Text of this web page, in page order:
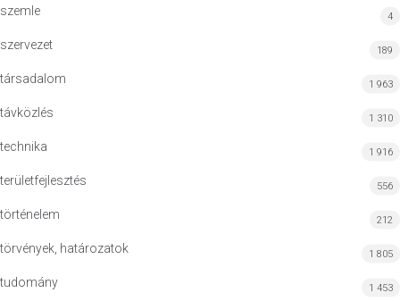
szemle 4
szervezet 189
társadalom 1 963
távközlés 1 310
technika 1 916
területfejlesztés 556
történelem 212
törvények, határozatok 1 805
tudomány 1 453